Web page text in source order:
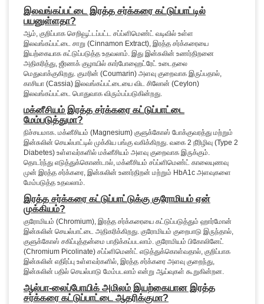
இலவங்கப்பட்டை இரத்த சர்க்கரை கட்டுப்பாட்டில்
பயனுள்ளதா?
ஆம், குறிப்பாக செறிவூட்டப்பட்ட சப்ப்ளிமெண்ட் வடிவில் உள்ள
இலவங்கப்பட்டை சாறு (Cinnamon Extract), இரத்த சர்க்கரையை
இயற்கையாக கட்டுப்படுத்த உதவலாம். இது இன்சுலின் உணர்திறனை
அதிகரித்து, ஜீரணக் குழாயில் கார்போஹைட்ரேட் உடைதலை
மெதுவாக்குகிறது. குமரின் (Coumarin) அளவு குறைவாக இருப்பதால்,
காசியா (Cassia) இலவங்கப்பட்டையை விட சிலோன் (Ceylon)
இலவங்கப்பட்டை பொதுவாக விரும்பப்படுகின்றது.
மக்னீசியம் இரத்த சர்க்கரை கட்டுப்பாட்டை
மேம்படுத்துமா?
நிச்சயமாக. மக்னீசியம் (Magnesium) குளுக்கோஸ் போக்குவரத்து மற்றும்
இன்சுலின் செயல்பாட்டில் முக்கிய பங்கு வகிக்கிறது. வகை 2 நீரிழிவு (Type 2
Diabetes) உள்ளவர்களில் மக்னீசியம் அளவு குறைவாக இருக்கும்.
தொடர்ந்து எடுத்துக்கொண்டால், மக்னீசியம் சப்ப்ளிமெண்ட் காலையுணவு
முன் இரத்த சர்க்கரை, இன்சுலின் உணர்திறன் மற்றும் HbA1c அளவுகளை
மேம்படுத்த உதவலாம்.
இரத்த சர்க்கரை கட்டுப்பாட்டுக்கு குரோமியம் ஏன்
முக்கியம்?
குரோமியம் (Chromium), இரத்த சர்க்கரையை கட்டுப்படுத்தும் ஹார்மோன்
இன்சுலின் செயல்பாட்டை அதிகரிக்கிறது. குரோமியம் குறைபாடு இருந்தால்,
குளுக்கோஸ் சகிப்புத்தன்மை பாதிக்கப்படலாம். குரோமியம் பிகோலினேட்
(Chromium Picolinate) சப்ப்ளிமெண்ட் எடுத்துக்கொள்வதால், குறிப்பாக
இன்சுலின் எதிர்ப்பு உள்ளவர்களில், இரத்த சர்க்கரை அளவு குறைந்து,
இன்சுலின் பதில் செயல்பாடு மேம்படலாம் என்று ஆய்வுகள் கூறுகின்றன.
ஆல்பா-லைப்போயிக் அமிலம் இயற்கையான இரத்த
சர்க்கரை கட்டுப்பாட்டை ஆதரிக்குமா?